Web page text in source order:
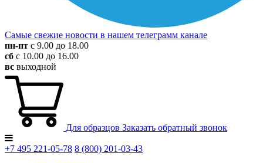
Самые свежие новости в нашем телеграмм канале
пн-пт с 9.00 до 18.00
сб с 10.00 до 16.00
вс выходной
Для образцов Заказать обратный звонок
+7 495 221-05-78 8 (800) 201-03-43